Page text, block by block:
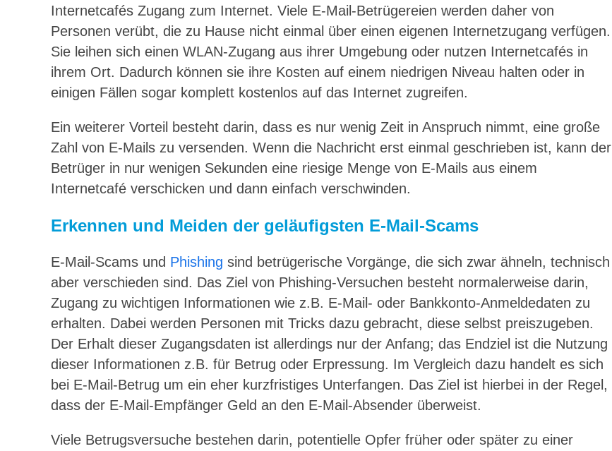
Internetcafés Zugang zum Internet. Viele E-Mail-Betrügereien werden daher von
Personen verübt, die zu Hause nicht einmal über einen eigenen Internetzugang verfügen.
Sie leihen sich einen WLAN-Zugang aus ihrer Umgebung oder nutzen Internetcafés in
ihrem Ort. Dadurch können sie ihre Kosten auf einem niedrigen Niveau halten oder in
einigen Fällen sogar komplett kostenlos auf das Internet zugreifen.
Ein weiterer Vorteil besteht darin, dass es nur wenig Zeit in Anspruch nimmt, eine große
Zahl von E-Mails zu versenden. Wenn die Nachricht erst einmal geschrieben ist, kann der
Betrüger in nur wenigen Sekunden eine riesige Menge von E-Mails aus einem
Internetcafé verschicken und dann einfach verschwinden.
Erkennen und Meiden der geläufigsten E-Mail-Scams
E-Mail-Scams und Phishing sind betrügerische Vorgänge, die sich zwar ähneln, technisch
aber verschieden sind. Das Ziel von Phishing-Versuchen besteht normalerweise darin,
Zugang zu wichtigen Informationen wie z.B. E-Mail- oder Bankkonto-Anmeldedaten zu
erhalten. Dabei werden Personen mit Tricks dazu gebracht, diese selbst preiszugeben.
Der Erhalt dieser Zugangsdaten ist allerdings nur der Anfang; das Endziel ist die Nutzung
dieser Informationen z.B. für Betrug oder Erpressung. Im Vergleich dazu handelt es sich
bei E-Mail-Betrug um ein eher kurzfristiges Unterfangen. Das Ziel ist hierbei in der Regel,
dass der E-Mail-Empfänger Geld an den E-Mail-Absender überweist.
Viele Betrugsversuche bestehen darin, potentielle Opfer früher oder später zu einer